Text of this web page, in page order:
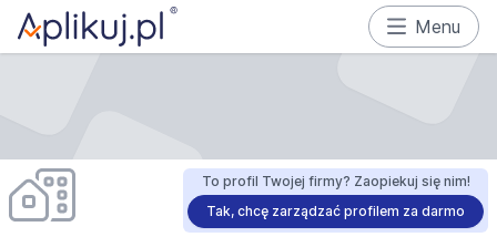
Menu
To profil Twojej firmy? Zaopiekuj się nim!
Tak, chcę zarządzać profilem za darmo